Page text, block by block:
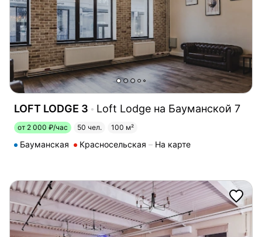
LOFT LODGE 3 Loft Lodge на Бауманской 7
от 2 000 ₽/час 50 чел. 100 м²
Бауманская Красносельская На карте